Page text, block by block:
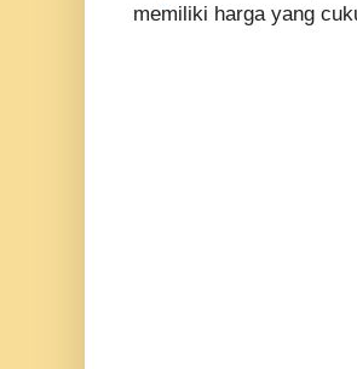
memiliki harga yang